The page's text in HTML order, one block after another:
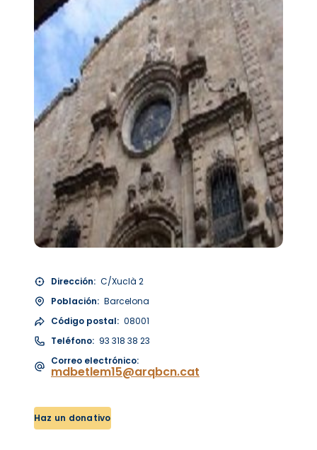
Dirección: C/Xuclà 2
Población: Barcelona
Código postal: 08001
Teléfono: 93 318 38 23
Correo electrónico:
mdbetlem15@arqbcn.cat
Haz un donativo